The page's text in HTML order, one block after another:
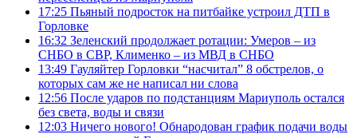
17:25 Пьяный подросток на питбайке устроил ДТП в
Горловке
16:32 Зеленский продолжает ротации: Умеров – из
СНБО в СВР, Клименко – из МВД в СНБО
13:49 Гауляйтер Горловки “насчитал” 8 обстрелов, о
которых сам же не написал ни слова
12:56 После ударов по подстанциям Мариуполь остался
без света, воды и связи
12:03 Ничего нового! Обнародован график подачи воды